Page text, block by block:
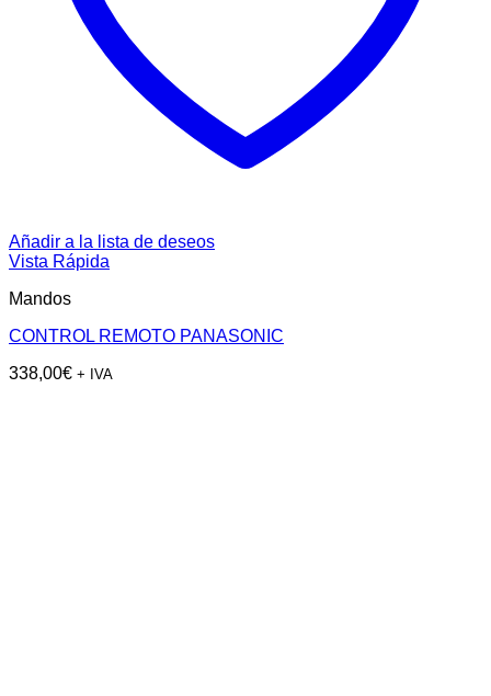
Añadir a la lista de deseos
Vista Rápida
Mandos
CONTROL REMOTO PANASONIC
338,00€ + IVA